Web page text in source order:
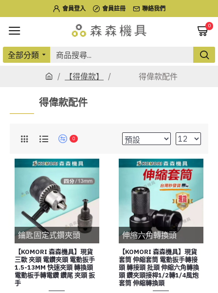
會員登入 會員註冊 聯絡我們
0
全部分類
【得偉款】 得偉款配件
得偉款配件
0
鑰匙固定式鑽夾頭
【KOMORI 森森機具】現貨
三歐 夾頭 電鑽夾頭 電動扳手
1.5-13MM 快速夾頭 轉換頭
電動板手轉電鑽 鑽尾 夾頭 扳
手
伸縮六角轉換頭
【KOMORI 森森機具】現貨
套筒 伸縮套筒 電動扳手轉接
頭 轉接頭 批頭 伸縮六角轉換
頭 鑽夾頭接桿1/2轉1/4風炮
套筒 伸縮轉換頭